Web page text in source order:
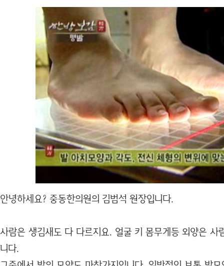
안녕하세요? 중동한의원의 김범석 원장입니다.
사람은 생김새도 다 다르지요. 얼굴 키 몸무게등 외양은 사
니다.